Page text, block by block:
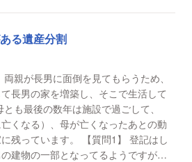
る遺産分割
両親が長男に面倒を見てもらうため、
長男の家を増築し、そこで生活して
も最後の数年は施設で過ごして、
くなる）、母が亡くなったあとの動
ます。 【質問1】 登記はし
建物の一部となってるようですが、